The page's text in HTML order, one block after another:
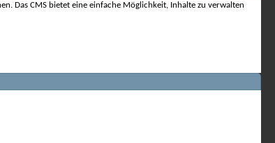
Das CMS bietet eine einfache Möglichkeit, Inhalte zu verwalten